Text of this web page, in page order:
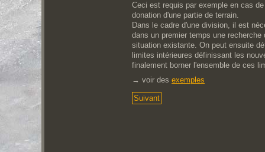
Ceci est requis par exemple en cas
donation d'une partie de terrain.
Dans le cadre d'une division, il est
dans un premier temps une
situation existante. On peut ensuite
limites intérieures définissant les
finalement borner l'ensemble de ces
→ voir des exemples
Suivant